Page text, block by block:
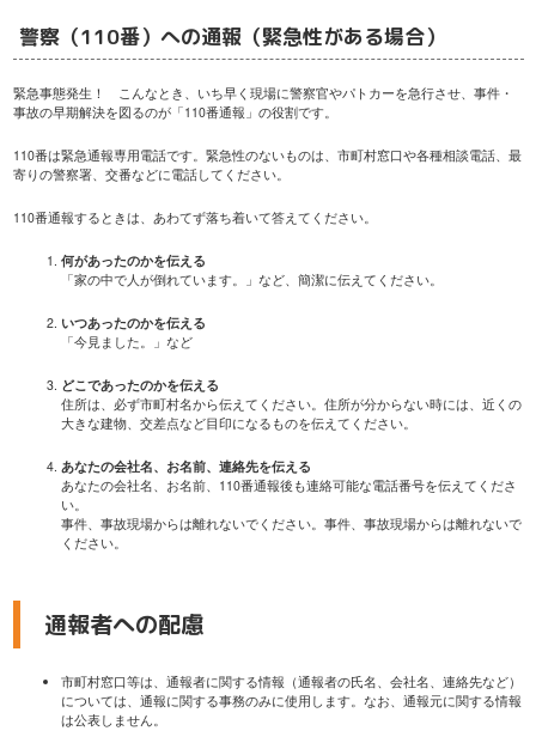
警察（110番）への通報（緊急性がある場合）
緊急事態発生！ こんなとき、いち早く現場に警察官やパトカーを急行させ、事件・
事故の早期解決を図るのが「110番通報」の役割です。
110番は緊急通報専用電話です。緊急性のないものは、市町村窓口や各種相談電話、最
寄りの警察署、交番などに電話してください。
110番通報するときは、あわてず落ち着いて答えてください。
何があったのかを伝える
「家の中で人が倒れています。」など、簡潔に伝えてください。
いつあったのかを伝える
「今見ました。」など
どこであったのかを伝える
住所は、必ず市町村名から伝えてください。住所が分からない時には、近くの
大きな建物、交差点など目印になるものを伝えてください。
あなたの会社名、お名前、連絡先を伝える
あなたの会社名、お名前、110番通報後も連絡可能な電話番号を伝えてくださ
い。
事件、事故現場からは離れないでください。事件、事故現場からは離れないで
ください。
通報者への配慮
市町村窓口等は、通報者に関する情報（通報者の氏名、会社名、連絡先など）
については、通報に関する事務のみに使用します。なお、通報元に関する情報
は公表しません。